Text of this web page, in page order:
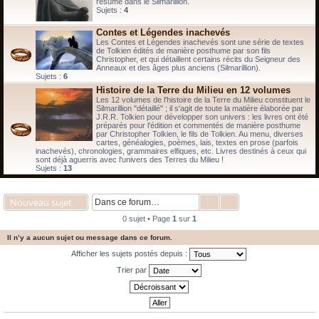
Sujets : 4
Contes et Légendes inachevés
Les Contes et Légendes inachevés sont une série de textes
de Tolkien édités de manière posthume par son fils
Christopher, et qui détaillent certains récits du Seigneur des
Anneaux et des âges plus anciens (Silmarillion).
Sujets : 6
Histoire de la Terre du Milieu en 12 volumes
Les 12 volumes de l'histoire de la Terre du Milieu constituent le
Silmarillion "détaillé" ; il s'agit de toute la matière élaborée par
J.R.R. Tolkien pour développer son univers : les livres ont été
préparés pour l'édition et commentés de manière posthume
par Christopher Tolkien, le fils de Tolkien. Au menu, diverses
cartes, généalogies, poèmes, lais, textes en prose (parfois
inachevés), chronologies, grammaires elfiques, etc. Livres destinés à ceux qui
sont déjà aguerris avec l'univers des Terres du Milieu !
Sujets : 13
Nouveau sujet
0 sujet • Page 1 sur 1
Il n’y a aucun sujet ou message dans ce forum.
Afficher les sujets postés depuis :
Trier par